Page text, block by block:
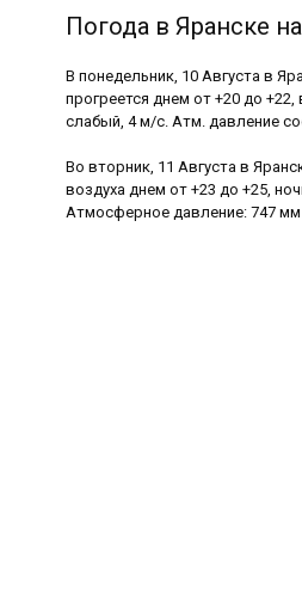
Погода в Яранске
В понедельник, 10 Августа в
прогреется днем от +20 до
слабый, 4 м/с. Атм. давление
Во вторник, 11 Августа в
воздуха днем от +23 до +25,
Атмосферное давление: 747 мм